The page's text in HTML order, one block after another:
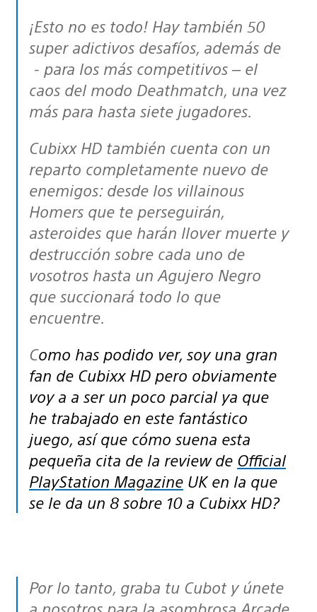
¡Esto no es todo! Hay también 50
super adictivos desafíos, además de
- para los más competitivos – el
caos del modo Deathmatch, una vez
más para hasta siete jugadores.
Cubixx HD también cuenta con un
reparto completamente nuevo de
enemigos: desde los villainous
Homers que te perseguirán,
asteroides que harán llover muerte y
destrucción sobre cada uno de
vosotros hasta un Agujero Negro
que succionará todo lo que
encuentre.
Como has podido ver, soy una gran
fan de Cubixx HD pero obviamente
voy a a ser un poco parcial ya que
he trabajado en este fantástico
juego, así que cómo suena esta
pequeña cita de la review de Official
PlayStation Magazine UK en la que
se le da un 8 sobre 10 a Cubixx HD?
Por lo tanto, graba tu Cubot y únete
a nosotros para la asombrosa Arcade